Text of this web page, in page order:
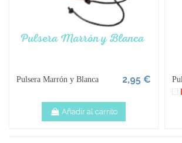
Pulsera Marrón y Blanca 2,95 €
Añadir al carrito